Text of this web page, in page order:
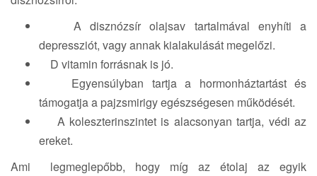
A disznózsír olajsav tartalmával enyhíti a
depressziót, vagy annak kialakulását megelőzi.
D vitamin forrásnak is jó.
Egyensúlyban tartja a hormonháztartást és
támogatja a pajzsmirigy egészségesen működését.
A koleszterinszintet is alacsonyan tartja, védi az
ereket.
Ami legmeglepőbb, hogy míg az étolaj az egyik